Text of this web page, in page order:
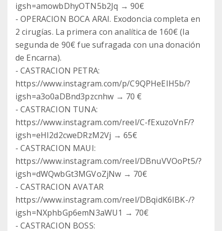
igsh=amowbDhyOTN5b2Jq → 90€
- OPERACION BOCA ARAI. Exodoncia completa en
2 cirugías. La primera con analítica de 160€ (la
segunda de 90€ fue sufragada con una donación
de Encarna).
- CASTRACION PETRA:
https://www.instagram.com/p/C9QPHeEIH5b/?
igsh=a3o0aDBnd3pzcnhw → 70 €
- CASTRACION TUNA:
https://www.instagram.com/reel/C-fExuzoVnF/?
igsh=eHI2d2cweDRzM2Vj → 65€
- CASTRACION MAUI:
https://www.instagram.com/reel/DBnuVVOoPt5/?
igsh=dWQwbGt3MGVoZjNw → 70€
- CASTRACION AVATAR
https://www.instagram.com/reel/DBqidK6IBK-/?
igsh=NXphbGp6emN3aWU1 → 70€
- CASTRACION BOSS: